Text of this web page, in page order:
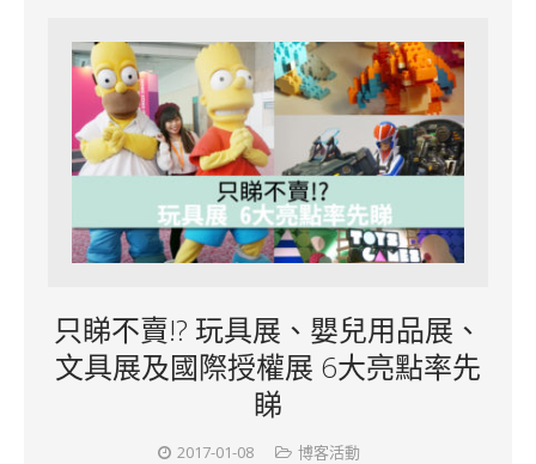
只睇不賣!? 玩具展、嬰兒用品展、
文具展及國際授權展 6大亮點率先
睇
2017-01-08 博客活動